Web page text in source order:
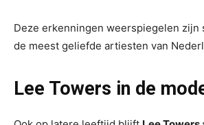
Deze erkenningen weerspiegelen zijn
de meest geliefde artiesten van
Lee Towers in de